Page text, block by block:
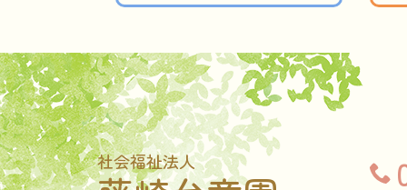
社会福祉法人